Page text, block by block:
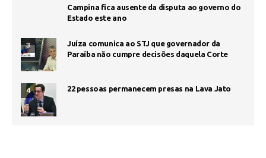
Campina fica ausente da disputa ao governo do
Estado este ano
3
Juíza comunica ao STJ que governador da
Paraíba não cumpre decisões daquela Corte
4 22 pessoas permanecem presas na Lava Jato